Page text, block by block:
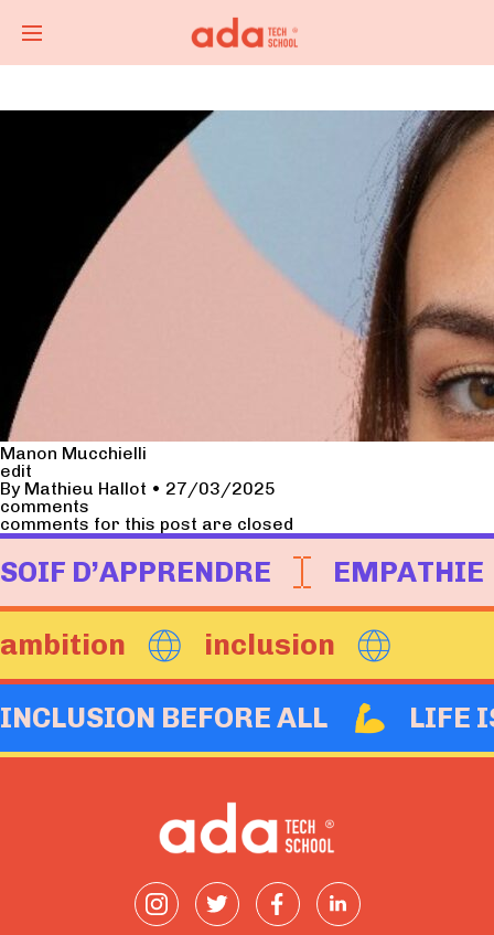
Manon Mucchielli
edit
ByMathieu Hallot • 27/03/2025
comments
comments for this post are closed
SOIF D’APPRENDRE EMPATHIE
ambition inclusion
INCLUSION BEFORE ALL LIFE